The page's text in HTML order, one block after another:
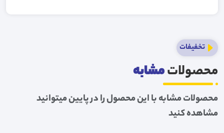
تخفیفات
محصولاتمشابه
محصولات مشابه با این محصول را در پایین میتوانید
مشاهده کنید